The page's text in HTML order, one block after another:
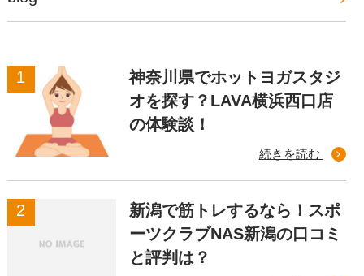
神奈川県でホットヨガスタジ
オを探す？LAVA横浜西口店
の体験談！
続きを読む
新潟で筋トレするなら！スポ
ーツクラブNAS新潟の口コミ
と評判は？